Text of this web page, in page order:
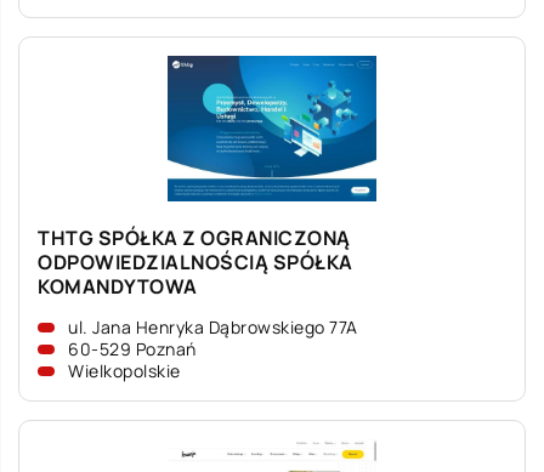
THTG SPÓŁKA Z OGRANICZONĄ
ODPOWIEDZIALNOŚCIĄ SPÓŁKA
KOMANDYTOWA
ul. Jana Henryka Dąbrowskiego 77A
60-529 Poznań
Wielkopolskie